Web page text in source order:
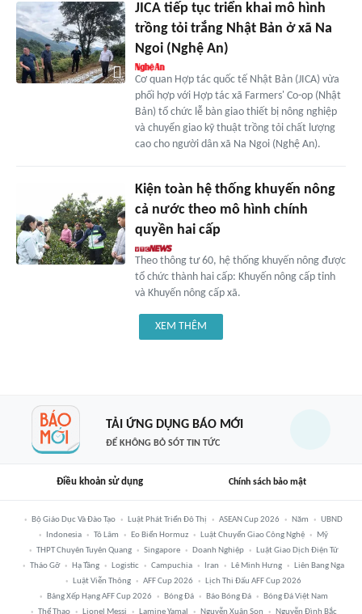
JICA tiếp tục triển khai mô hình
trồng tỏi trắng Nhật Bản ở xã Na
Ngoi (Nghệ An)
Cơ quan Hợp tác quốc tế Nhật Bản (JICA) vừa
phối hợp với Hợp tác xã Farmers' Co-op (Nhật
Bản) tổ chức lễ bàn giao thiết bị nông nghiệp
và chuyển giao kỹ thuật trồng tỏi chất lượng
cao cho người dân xã Na Ngoi (Nghệ An).
Kiện toàn hệ thống khuyến nông
cả nước theo mô hình chính
quyền hai cấp
Theo thông tư 60, hệ thống khuyến nông được
tổ chức thành hai cấp: Khuyến nông cấp tỉnh
và Khuyến nông cấp xã.
XEM THÊM
TẢI ỨNG DỤNG BÁO MỚI
ĐỂ KHÔNG BỎ SÓT TIN TỨC
Điều khoản sử dụng Chính sách bảo mật
Bộ Giáo Dục Và Đào Tạo Luật Phát Triển Đô Thị ASEAN Cup 2026 Năm
UBND
Indonesia
Tô Lâm Eo Biển Hormuz Luật Chuyển Giao Công Nghệ
Mỹ
THPT Chuyên Tuyên Quang
Singapore Doanh Nghiệp
Luật Giao Dịch Điện Tử
Tháo Gỡ
Hạ Tầng Logistic Campuchia Iran Lê Minh Hưng
Liên Bang Nga
Luật Viễn Thông
AFF Cup 2026
Lịch Thi Đấu AFF Cup 2026
Bảng Xếp Hạng AFF Cup 2026
Bóng Đá Báo Bóng Đá
Bóng Đá Việt Nam
Thể Thao
Lionel Messi Lamine Yamal Nguyễn Xuân Son Nguyễn Đình Bắc